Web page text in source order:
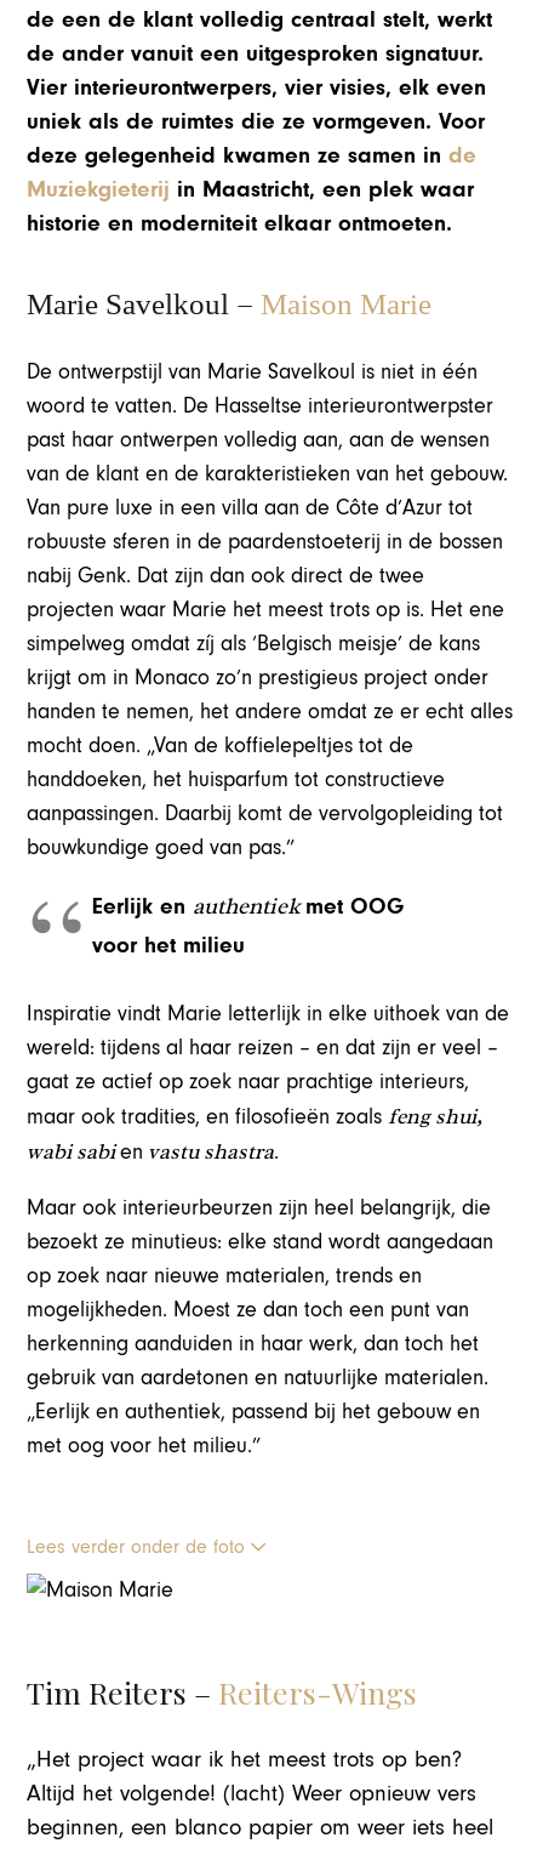
de een de klant volledig centraal stelt, werkt
de ander vanuit een uitgesproken signatuur.
Vier interieurontwerpers, vier visies, elk even
uniek als de ruimtes die ze vormgeven. Voor
deze gelegenheid kwamen ze samen inde
Muziekgieterij in Maastricht, een plek waar
historie en moderniteit elkaar ontmoeten.
Marie Savelkoul –Maison Marie
De ontwerpstijl van Marie Savelkoul is niet in één
woord te vatten. De Hasseltse interieurontwerpster
past haar ontwerpen volledig aan, aan de wensen
van de klant en de karakteristieken van het gebouw.
Van pure luxe in een villa aan de Côte d’Azur tot
robuuste sferen in de paardenstoeterij in de bossen
nabij Genk. Dat zijn dan ook direct de twee
projecten waar Marie het meest trots op is. Het ene
simpelweg omdat zíj als ‘Belgisch meisje’ de kans
krijgt om in Monaco zo’n prestigieus project onder
handen te nemen, het andere omdat ze er echt alles
mocht doen. „Van de koffielepeltjes tot de
handdoeken, het huisparfum tot constructieve
aanpassingen. Daarbij komt de vervolgopleiding tot
bouwkundige goed van pas.”
Eerlijk en authentiekmet OOG
voor het milieu
Inspiratie vindt Marie letterlijk in elke uithoek van de
wereld: tijdens al haar reizen – en dat zijn er veel –
gaat ze actief op zoek naar prachtige interieurs,
maar ook tradities, en filosofieën zoals feng shui,
wabi sabien vastu shastra.
Maar ook interieurbeurzen zijn heel belangrijk, die
bezoekt ze minutieus: elke stand wordt aangedaan
op zoek naar nieuwe materialen, trends en
mogelijkheden. Moest ze dan toch een punt van
herkenning aanduiden in haar werk, dan toch het
gebruik van aardetonen en natuurlijke materialen.
„Eerlijk en authentiek, passend bij het gebouw en
met oog voor het milieu.”
Lees verder onder de foto
Tim Reiters – Reiters-Wings
„Het project waar ik het meest trots op ben?
Altijd het volgende! (lacht) Weer opnieuw vers
beginnen, een blanco papier om weer iets heel